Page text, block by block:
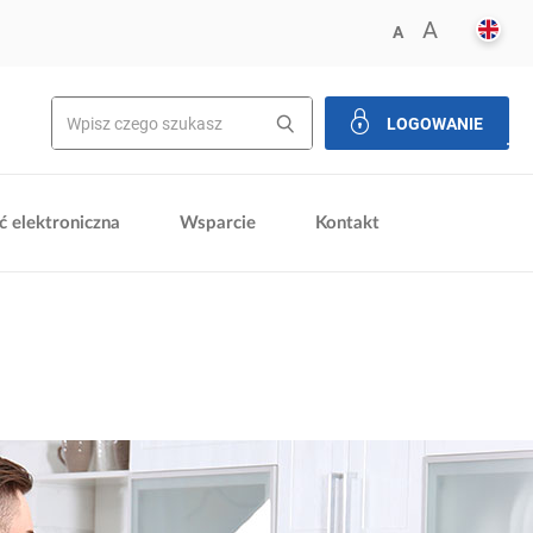
A A
LOGOWANIE
elektroniczna Wsparcie Kontakt